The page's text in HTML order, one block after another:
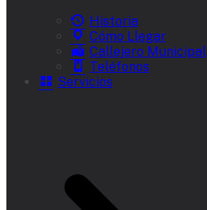
Historia
Cómo Llegar
Callejero Municipal
Teléfonos
Servicios